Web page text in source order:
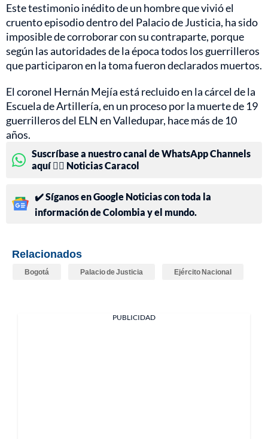
Este testimonio inédito de un hombre que vivió el
cruento episodio dentro del Palacio de Justicia, ha sido
imposible de corroborar con su contraparte, porque
según las autoridades de la época todos los guerrilleros
que participaron en la toma fueron declarados muertos.
El coronel Hernán Mejía está recluido en la cárcel de la
Escuela de Artillería, en un proceso por la muerte de 19
guerrilleros del ELN en Valledupar, hace más de 10
años.
Suscríbase a nuestro canal de WhatsApp Channels
aquí 👉🏻 Noticias Caracol
✔️ Síganos en Google Noticias con toda la
información de Colombia y el mundo.
Relacionados
Bogotá Palacio de Justicia Ejército Nacional
PUBLICIDAD